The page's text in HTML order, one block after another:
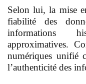
Selon lui, la mise
fiabilité des
informations
approximatives.
numériques unifié
l’authenticité des